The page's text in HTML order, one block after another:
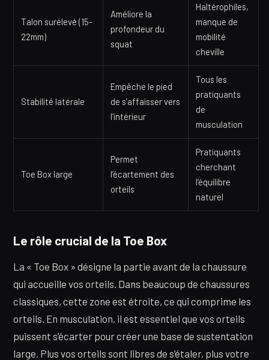
Talon surélevé (15-
22mm)
Améliore la
profondeur du
squat
Haltérophiles,
manque de
mobilité
cheville
Stabilité latérale
Empêche le pied
de s’affaisser vers
l’intérieur
Tous les
pratiquants
de
musculation
Toe Box large
Permet
l’écartement des
orteils
Pratiquants
cherchant
l’équilibre
naturel
Le rôle crucial de la Toe Box
La « Toe Box » désigne la partie avant de la chaussure
qui accueille vos orteils. Dans beaucoup de chaussures
classiques, cette zone est étroite, ce qui comprime les
orteils. En musculation, il est essentiel que vos orteils
puissent s’écarter pour créer une base de sustentation
large. Plus vos orteils sont libres de s’étaler, plus votre